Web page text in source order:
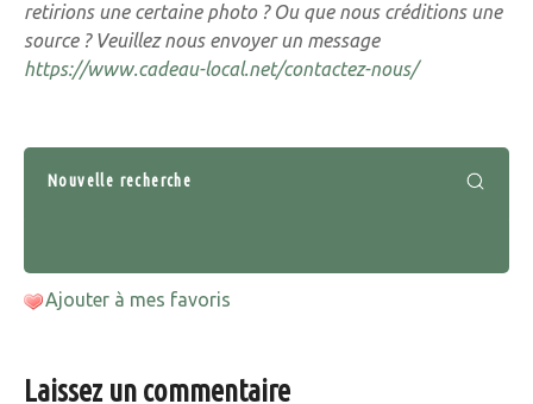
retirions une certaine photo ? Ou que nous créditions une
source ? Veuillez nous envoyer un message
https://www.cadeau-local.net/contactez-nous/
Nouvelle recherche
Ajouter à mes favoris
Laissez un commentaire